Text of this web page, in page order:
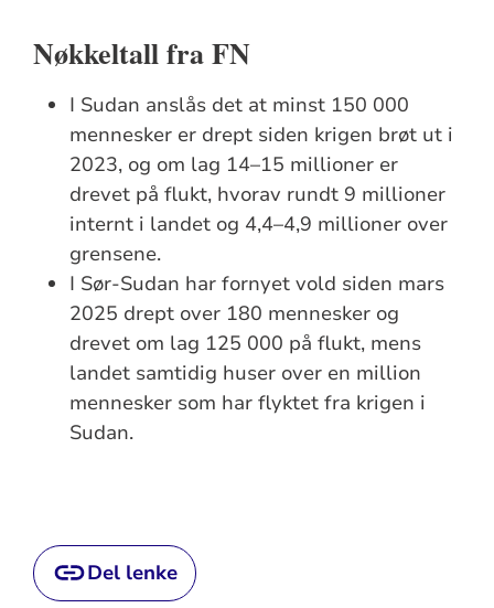
Nøkkeltall fra FN
I Sudan anslås det at minst 150 000
mennesker er drept siden krigen brøt ut i
2023, og om lag 14–15 millioner er
drevet på flukt, hvorav rundt 9 millioner
internt i landet og 4,4–4,9 millioner over
grensene.
I Sør-Sudan har fornyet vold siden mars
2025 drept over 180 mennesker og
drevet om lag 125 000 på flukt, mens
landet samtidig huser over en million
mennesker som har flyktet fra krigen i
Sudan.
Del lenke